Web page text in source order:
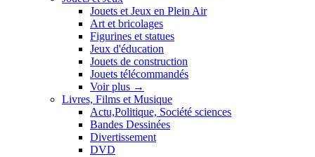
Jouets et Jeux en Plein Air
Art et bricolages
Figurines et statues
Jeux d'éducation
Jouets de construction
Jouets télécommandés
Voir plus →
Livres, Films et Musique
Actu,Politique, Société sciences
Bandes Dessinées
Divertissement
DVD